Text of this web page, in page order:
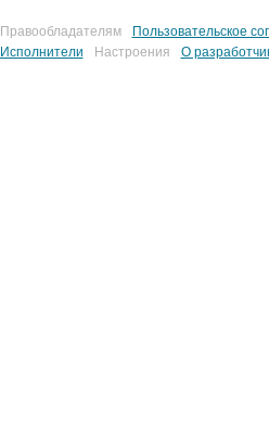
Правообладателям
Пользовательское
Исполнители
Настроения О